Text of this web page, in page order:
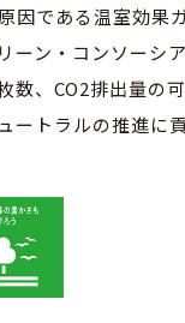
因である温室効果
ーン・コンソーシ
数、CO2排出量の
ートラルの推進に